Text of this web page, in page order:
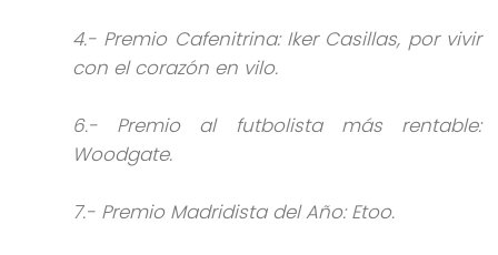
4.- Premio Cafenitrina: Iker Casillas, por vivir
con el corazón en vilo.
6.- Premio al futbolista más rentable:
Woodgate.
7.- Premio Madridista del Año: Etoo.